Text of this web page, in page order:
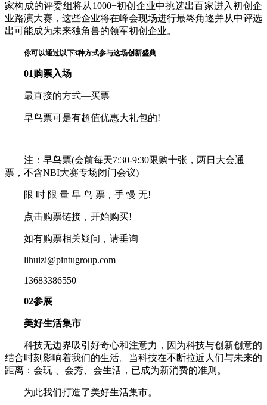
家构成的评委组将从1000+初创企业中挑选出百家进入初创企
业路演大赛，这些企业将在峰会现场进行最终角逐并从中评选
出可能成为未来独角兽的领军初创企业。
你可以通过以下3种方式参与这场创新盛典
01购票入场
最直接的方式—买票
早鸟票可是有超值优惠大礼包的!
注：早鸟票(会前每天7:30-9:30限购十张，两日大会通
票，不含NBI大赛专场闭门会议)
限 时 限 量 早 鸟 票，手 慢 无!
点击购票链接，开始购买!
如有购票相关疑问，请垂询
lihuizi@pintugroup.com
13683386550
02参展
美好生活集市
科技无边界吸引好奇心和注意力，因为科技与创新创意的
结合时刻影响着我们的生活。当科技在不断拉近人们与未来的
距离：会玩 、会秀、会生活，已成为新消费的准则。
为此我们打造了美好生活集市。